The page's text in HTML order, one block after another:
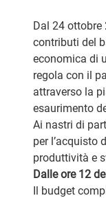
Dal 24 ottobre
contributi del
economica di
regola con il
attraverso la
esaurimento
Ai nastri di
per l’acquisto
produttività e
Dalle ore 12
Il budget